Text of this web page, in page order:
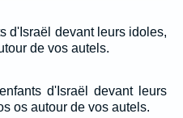
d'Israël devant leurs idoles,
de vos autels.
d'Israël devant leurs
os autour de vos autels.